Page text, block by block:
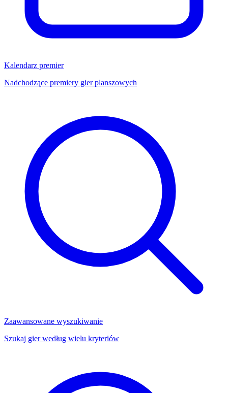
Kalendarz premier
Nadchodzące premiery gier planszowych
Zaawansowane wyszukiwanie
Szukaj gier według wielu kryteriów